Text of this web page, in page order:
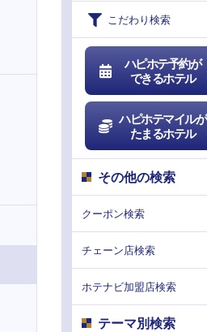
こだわり検索
ハピホテ予約が
できるホテル
ハピホテマイルが
たまるホテル
その他の検索
クーポン検索
チェーン店検索
ホテナビ加盟店検索
テーマ別検索